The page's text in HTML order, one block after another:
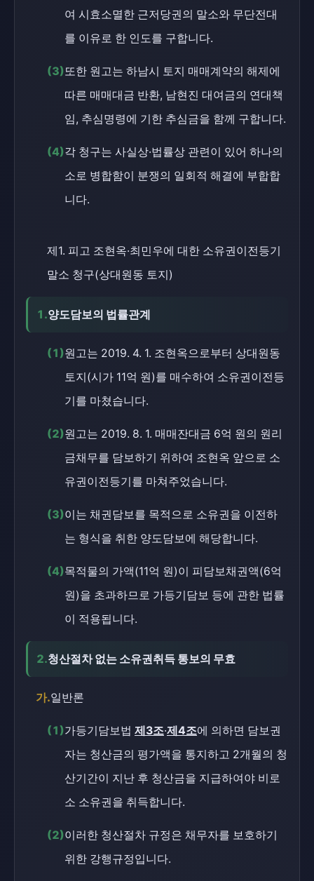
여 시효소멸한 근저당권의 말소와 무단전대
를 이유로 한 인도를 구합니다.
(3)또한 원고는 하남시 토지 매매계약의 해제에
따른 매매대금 반환, 남현진 대여금의 연대책
임, 추심명령에 기한 추심금을 함께 구합니다.
(4)각 청구는 사실상·법률상 관련이 있어 하나의
소로 병합함이 분쟁의 일회적 해결에 부합합
니다.
제1. 피고 조현옥·최민우에 대한 소유권이전등기
말소 청구(상대원동 토지)
1.양도담보의 법률관계
(1)원고는 2019. 4. 1. 조현옥으로부터 상대원동
토지(시가 11억 원)를 매수하여 소유권이전등
기를 마쳤습니다.
(2)원고는 2019. 8. 1. 매매잔대금 6억 원의 원리
금채무를 담보하기 위하여 조현옥 앞으로 소
유권이전등기를 마쳐주었습니다.
(3)이는 채권담보를 목적으로 소유권을 이전하
는 형식을 취한 양도담보에 해당합니다.
(4)목적물의 가액(11억 원)이 피담보채권액(6억
원)을 초과하므로 가등기담보 등에 관한 법률
이 적용됩니다.
2.청산절차 없는 소유권취득 통보의 무효
가.일반론
(1)가등기담보법 제3조·제4조에 의하면 담보권
자는 청산금의 평가액을 통지하고 2개월의 청
산기간이 지난 후 청산금을 지급하여야 비로
소 소유권을 취득합니다.
(2)이러한 청산절차 규정은 채무자를 보호하기
위한 강행규정입니다.